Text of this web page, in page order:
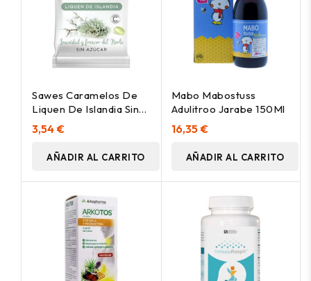
Sawes Caramelos De
Liquen De Islandia Sin
Azúcar 50G
3,54 €
AÑADIR AL CARRITO
Mabo Mabostuss
Adulitroo Jarabe 150Ml
16,35 €
AÑADIR AL CARRITO